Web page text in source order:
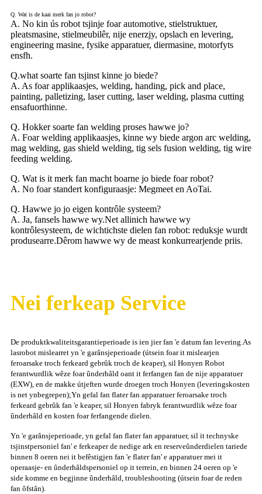
Q. Wat is de kaai merk fan jo robot?
A. No kin ús robot tsjinje foar automotive, stielstruktuer,
pleatsmasine, stielmeubilêr, nije enerzjy, opslach en levering,
engineering masine, fysike apparatuer, diermasine, motorfyts
ensfh.
Q.what soarte fan tsjinst kinne jo biede?
A. As foar applikaasjes, welding, handing, pick and place,
painting, palletizing, laser cutting, laser welding, plasma cutting
ensafuorthinne.
Q. Hokker soarte fan welding proses hawwe jo?
A. Foar welding applikaasjes, kinne wy ​​biede argon arc welding,
mag welding, gas shield welding, tig sels fusion welding, tig wire
feeding welding.
Q. Wat is it merk fan macht boarne jo biede foar robot?
A. No foar standert konfiguraasje: Megmeet en AoTai.
Q. Hawwe jo jo eigen kontrôle systeem?
A. Ja, fansels hawwe wy.Net allinich hawwe wy
kontrôlesysteem, de wichtichste dielen fan robot: reduksje wurdt
produsearre.Dêrom hawwe wy de meast konkurrearjende priis.
Nei ferkeap Service
De produktkwaliteitsgarantieperioade is ien jier fan 'e datum fan levering.As
lasrobot mislearret yn 'e garânsjeperioade (útsein foar it mislearjen
feroarsake troch ferkeard gebrûk troch de keaper), sil Honyen Robot
ferantwurdlik wêze foar ûnderhâld oant it ferfangen fan de nije apparatuer
(EXW), en de makke útjeften wurde droegen troch Honyen (leveringskosten
is net ynbegrepen);Yn gefal fan flater fan apparatuer feroarsake troch
ferkeard gebrûk fan 'e keaper, sil Honyen fabryk ferantwurdlik wêze foar
ûnderhâld en kosten foar ferfangende dielen.
Yn 'e garânsjeperioade, yn gefal fan flater fan apparatuer, sil it technyske
tsjinstpersoniel fan' e ferkeaper de nedige ark en reserveûnderdielen tariede
binnen 8 oeren nei it befêstigjen fan 'e flater fan' e apparatuer mei it
operaasje- en ûnderhâldspersoniel op it terrein, en binnen 24 oeren op 'e
side komme en begjinne ûnderhâld, troubleshooting (útsein foar de reden
fan ôfstân).